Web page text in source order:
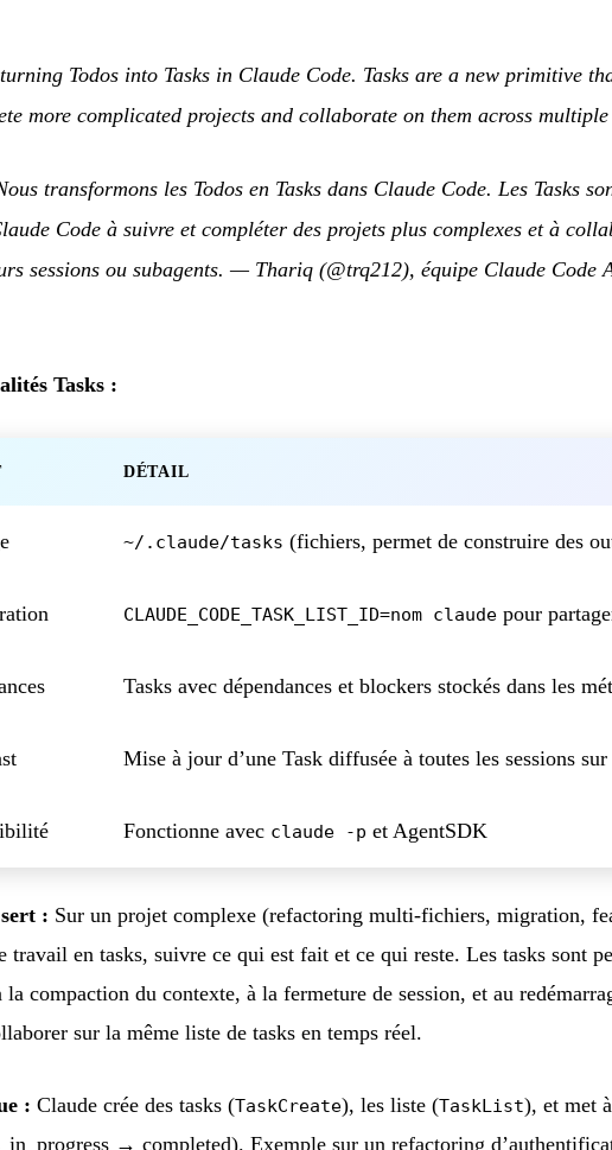
turning Todos into Tasks in Claude Code. Tasks are a new primitive
more complicated projects and collaborate on them across multiple
transformons les Todos en Tasks dans Claude Code. Les Tasks
Code à suivre et compléter des projets plus complexes et à
sessions ou subagents. — Thariq (@trq212), équipe Claude Code
Tasks :
DÉTAIL
~/.claude/tasks (fichiers, permet de construire des
CLAUDE_CODE_TASK_LIST_ID=nom claude pour
Tasks avec dépendances et blockers stockés dans les
Mise à jour d’une Task diffusée à toutes les sessions
Fonctionne avec claude -p et AgentSDK
: Sur un projet complexe (refactoring multi-fichiers, migration,
travail en tasks, suivre ce qui est fait et ce qui reste. Les tasks sont
compaction du contexte, à la fermeture de session, et au
sur la même liste de tasks en temps réel.
: Claude crée des tasks (TaskCreate), les liste (TaskList), et met
→ completed). Exemple sur un refactoring